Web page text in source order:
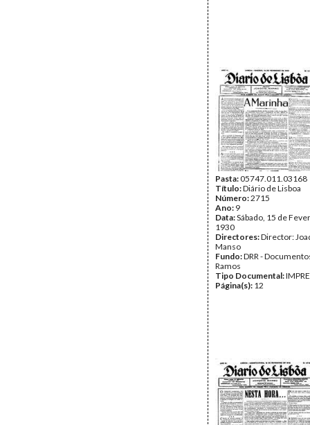
Pasta:05747.011.03168
Título:Diário de Lisboa
Número:2715
Ano: 9
Data:Sábado, 15 de
1930
Directores:Director:
Manso
Fundo:DRR -
Ramos
Tipo Documental:
Página(s): 12